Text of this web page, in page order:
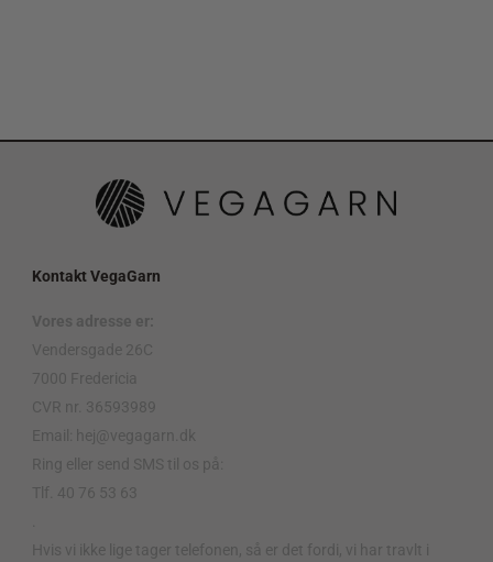
Kontakt VegaGarn
Vores adresse er:
Vendersgade 26C
7000 Fredericia
CVR nr. 36593989
Email: hej@vegagarn.dk
Ring eller send SMS til os på:
Tlf. 40 76 53 63
Hvis vi ikke lige tager telefonen, så er det fordi, vi har travlt i